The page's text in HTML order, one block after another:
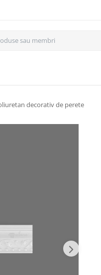
decorativ de perete